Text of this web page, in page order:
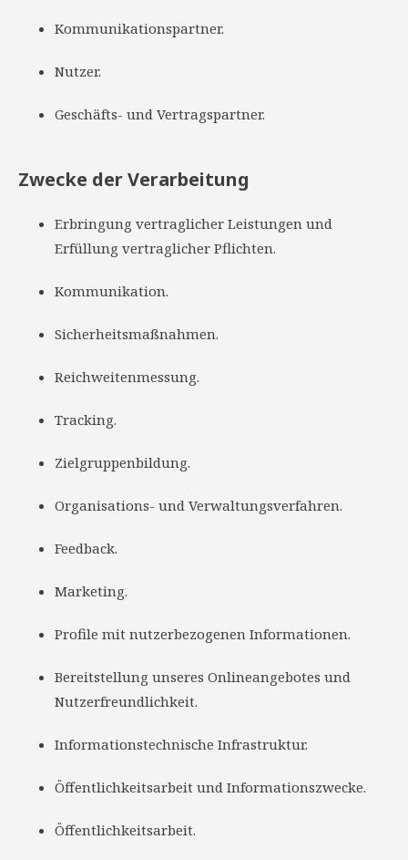
Kommunikationspartner.
Nutzer.
Geschäfts- und Vertragspartner.
Zwecke der Verarbeitung
Erbringung vertraglicher Leistungen und
Erfüllung vertraglicher Pflichten.
Kommunikation.
Sicherheitsmaßnahmen.
Reichweitenmessung.
Tracking.
Zielgruppenbildung.
Organisations- und Verwaltungsverfahren.
Feedback.
Marketing.
Profile mit nutzerbezogenen Informationen.
Bereitstellung unseres Onlineangebotes und
Nutzerfreundlichkeit.
Informationstechnische Infrastruktur.
Öffentlichkeitsarbeit und Informationszwecke.
Öffentlichkeitsarbeit.